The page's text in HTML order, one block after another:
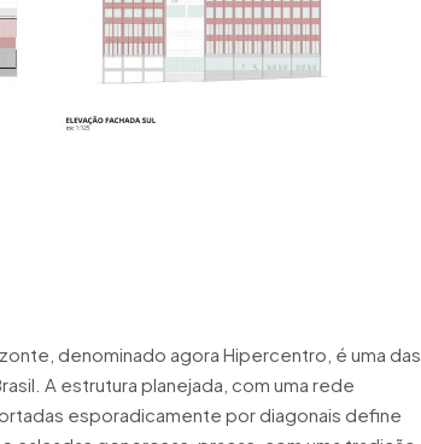
denominado agora Hipercentro, é uma das
A estrutura planejada, com uma rede
esporadicamente por diagonais define